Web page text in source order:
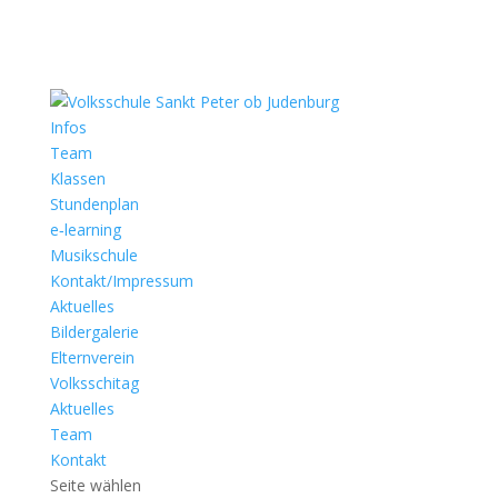
In­fos
Team
Klas­sen
Stun­den­plan
e‑learning
Mu­sik­schule
Kontakt/Impressum
Ak­tu­el­les
Bil­der­ga­le­rie
El­tern­ver­ein
Volks­s­chi­tag
Ak­tu­el­les
Team
Kon­takt
Seite wählen